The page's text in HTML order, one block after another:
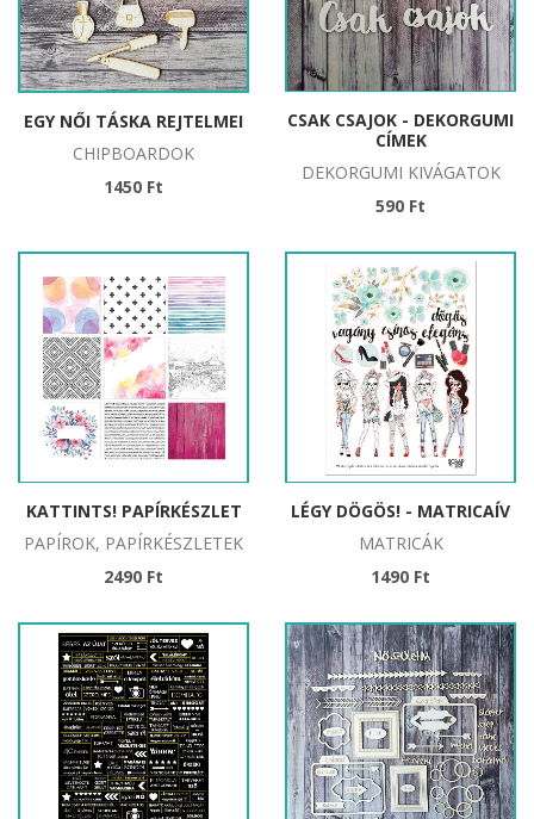
EGY NŐI TÁSKA REJTELMEI
CHIPBOARDOK
1450 Ft
CSAK CSAJOK - DEKORGUMI
CÍMEK
DEKORGUMI KIVÁGATOK
590 Ft
KATTINTS! PAPÍRKÉSZLET
PAPÍROK, PAPÍRKÉSZLETEK
2490 Ft
LÉGY DÖGÖS! - MATRICAÍV
MATRICÁK
1490 Ft